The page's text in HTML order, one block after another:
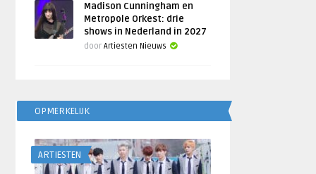
Madison Cunningham en
Metropole Orkest: drie
shows in Nederland in 2027
doorArtiesten Nieuws
OPMERKELIJK
ARTIESTEN